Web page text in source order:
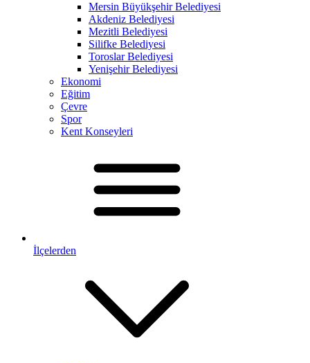
Mersin Büyükşehir Belediyesi
Akdeniz Belediyesi
Mezitli Belediyesi
Silifke Belediyesi
Toroslar Belediyesi
Yenişehir Belediyesi
Ekonomi
Eğitim
Çevre
Spor
Kent Konseyleri
İlçelerden